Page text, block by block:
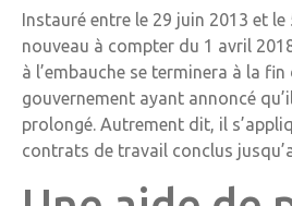
Instauré entre le 29 juin 2013 et
nouveau à compter du 1 avril
à l’embauche se terminera à la fin
gouvernement ayant annoncé
prolongé. Autrement dit, il
contrats de travail conclus